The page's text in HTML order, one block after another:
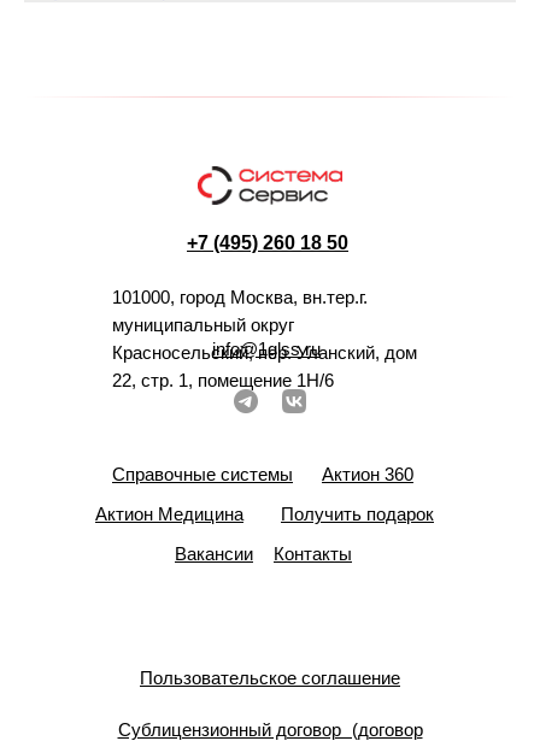
+7 (495) 260 18 50
101000, город Москва, вн.тер.г.
муниципальный округ
Красносельский, пер. Уланский, дом
22, стр. 1, помещение 1Н/6
info@1glss.ru
Справочные системы
Актион 360
Актион Медицина
Получить подарок
Вакансии
Контакты
Пользовательское соглашение
Сублицензионный договор (договор